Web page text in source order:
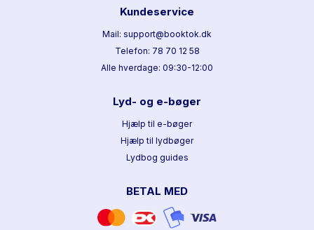
Kundeservice
Mail: support@booktok.dk
Telefon: 78 70 12 58
Alle hverdage: 09:30-12:00
Lyd- og e-bøger
Hjælp til e-bøger
Hjælp til lydbøger
Lydbog guides
BETAL MED